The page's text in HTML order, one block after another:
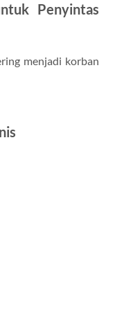
Penyintas
menjadi korban